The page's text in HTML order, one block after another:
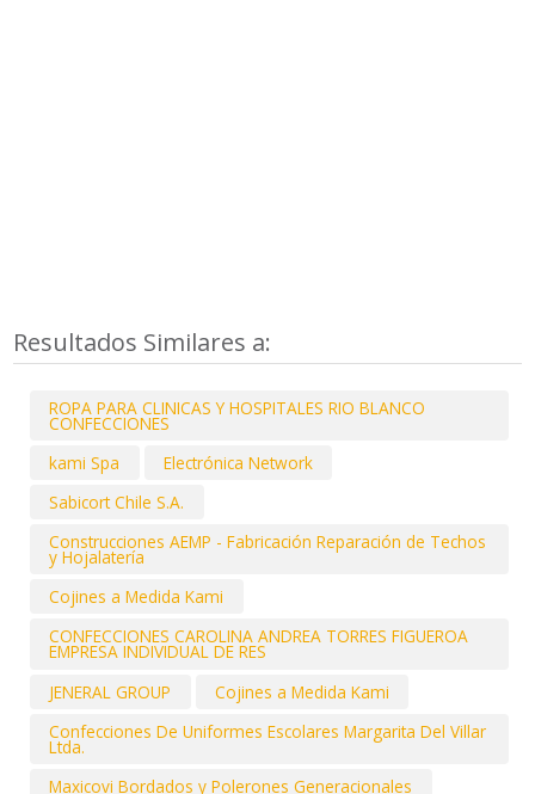
Resultados Similares a:
ROPA PARA CLINICAS Y HOSPITALES RIO BLANCO
CONFECCIONES
kami Spa
Electrónica Network
Sabicort Chile S.A.
Construcciones AEMP - Fabricación Reparación de Techos
y Hojalatería
Cojines a Medida Kami
CONFECCIONES CAROLINA ANDREA TORRES FIGUEROA
EMPRESA INDIVIDUAL DE RES
JENERAL GROUP
Cojines a Medida Kami
Confecciones De Uniformes Escolares Margarita Del Villar
Ltda.
Maxicovi Bordados y Polerones Generacionales